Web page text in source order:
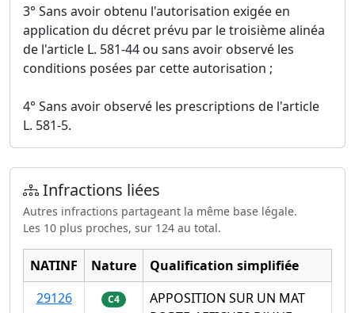
3° Sans avoir obtenu l'autorisation exigée en
application du décret prévu par le troisième alinéa
de l'article L. 581-44 ou sans avoir observé les
conditions posées par cette autorisation ;
4° Sans avoir observé les prescriptions de l'article
L. 581-5.
Infractions liées
Autres infractions partageant la même base légale.
Les 10 plus proches, sur 124 au total.
NATINF Nature
Qualification simplifiée
29126
C4
APPOSITION SUR UN MAT